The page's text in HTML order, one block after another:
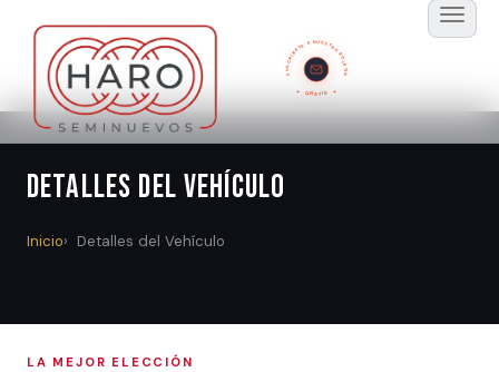
SUSCRÍBETE A NUESTRO BOLETÍN
GRATIS
Detalles del Vehículo
Inicio Detalles del Vehículo
LA MEJOR ELECCIÓN